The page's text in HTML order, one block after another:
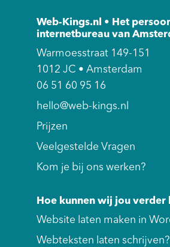
Web-Kings.nl • Het
internetbureau van
Warmoesstraat 149-151
1012 JC • Amsterdam
06 51 60 95 16
hello@web-kings.nl
Prijzen
Veelgestelde Vragen
Kom je bij ons werken?
Hoe kunnen wij jou verder
Website laten maken in
Webteksten laten schrijven?